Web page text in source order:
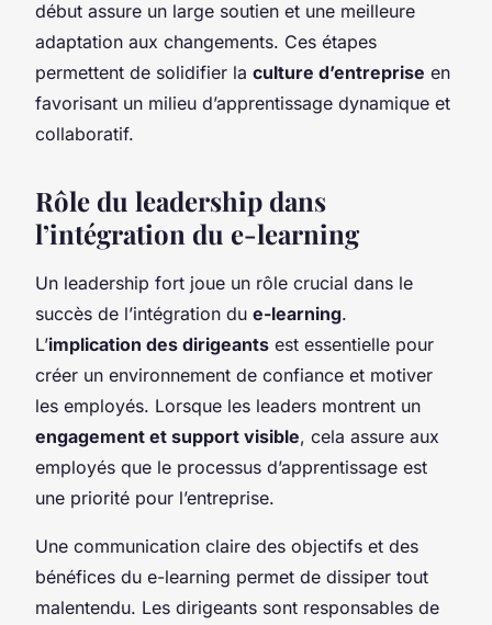
début assure un large soutien et une meilleure
adaptation aux changements. Ces étapes
permettent de solidifier la culture d’entreprise en
favorisant un milieu d’apprentissage dynamique et
collaboratif.
Rôle du leadership dans
l’intégration du e-learning
Un leadership fort joue un rôle crucial dans le
succès de l’intégration du e-learning.
L’implication des dirigeants est essentielle pour
créer un environnement de confiance et motiver
les employés. Lorsque les leaders montrent un
engagement et support visible, cela assure aux
employés que le processus d’apprentissage est
une priorité pour l’entreprise.
Une communication claire des objectifs et des
bénéfices du e-learning permet de dissiper tout
malentendu. Les dirigeants sont responsables de